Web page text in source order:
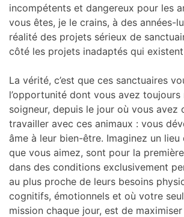
incompétents et dangereux pour les
vous êtes, je le crains, à des années-
réalité des projets sérieux de
côté les projets inadaptés qui
La vérité, c’est que ces sanctuaires
l’opportunité dont vous avez
soigneur, depuis le jour où vous avez
travailler avec ces animaux : vous
âme à leur bien-être. Imaginez un lieu
que vous aimez, sont pour la
dans des conditions exclusivement
au plus proche de leurs besoins
cognitifs, émotionnels et où votre
mission chaque jour, est de